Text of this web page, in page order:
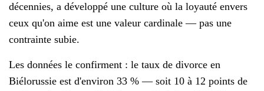
décennies, a développé une culture où la loyauté envers
ceux qu'on aime est une valeur cardinale — pas une
contrainte subie.
Les données le confirment : le taux de divorce en
Biélorussie est d'environ 33 % — soit 10 à 12 points de